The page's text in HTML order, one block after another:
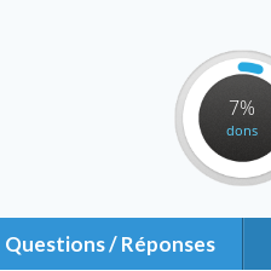
7%
dons
Questions / Réponses